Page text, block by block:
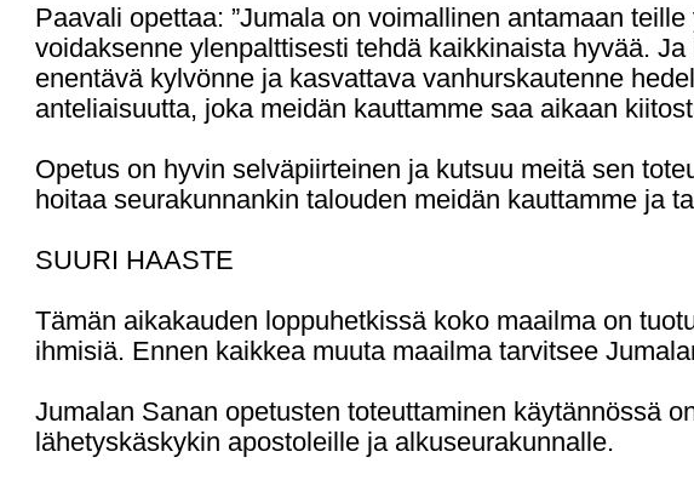
Paavali opettaa: ”Jumala on voimallinen antamaan
voidaksenne ylenpalttisesti tehdä kaikkinaista hyvää.
enentävä kylvönne ja kasvattava vanhurskautenne
anteliaisuutta, joka meidän kauttamme saa aikaan
Opetus on hyvin selväpiirteinen ja kutsuu meitä sen
hoitaa seurakunnankin talouden meidän kauttamme ja
SUURI HAASTE
Tämän aikakauden loppuhetkissä koko maailma on
ihmisiä. Ennen kaikkea muuta maailma tarvitsee
Jumalan Sanan opetusten toteuttaminen käytännössä
lähetyskäskykin apostoleille ja alkuseurakunnalle.